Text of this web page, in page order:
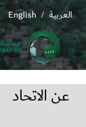
English / العربية
عن الاتحاد